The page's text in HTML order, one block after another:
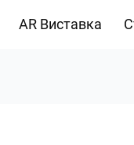
AR Виставка